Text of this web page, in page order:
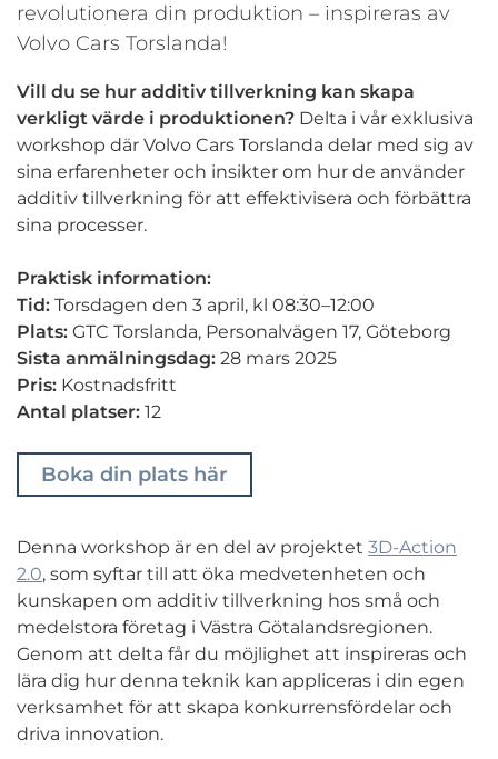
revolutionera din produktion – inspireras av
Volvo Cars Torslanda!
Vill du se hur additiv tillverkning kan skapa
verkligt värde i produktionen? Delta i vår exklusiva
workshop där Volvo Cars Torslanda delar med sig av
sina erfarenheter och insikter om hur de använder
additiv tillverkning för att effektivisera och förbättra
sina processer.
Praktisk information:
Tid: Torsdagen den 3 april, kl 08:30–12:00
Plats: GTC Torslanda, Personalvägen 17, Göteborg
Sista anmälningsdag: 28 mars 2025
Pris: Kostnadsfritt
Antal platser: 12
Boka din plats här
Denna workshop är en del av projektet 3D-Action
2.0, som syftar till att öka medvetenheten och
kunskapen om additiv tillverkning hos små och
medelstora företag i Västra Götalandsregionen.
Genom att delta får du möjlighet att inspireras och
lära dig hur denna teknik kan appliceras i din egen
verksamhet för att skapa konkurrensfördelar och
driva innovation.